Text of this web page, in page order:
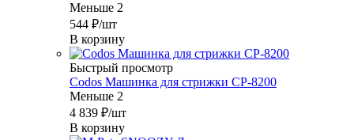
Меньше 2
544 ₽/шт
В корзину
Быстрый просмотр
Codos Машинка для стрижки CP-8200
Меньше 2
4 839 ₽/шт
В корзину